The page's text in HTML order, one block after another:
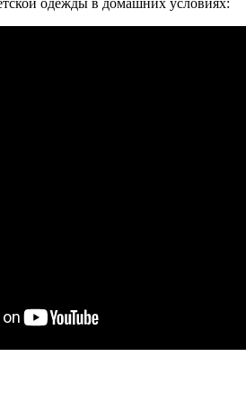
одежды в домашних условиях: